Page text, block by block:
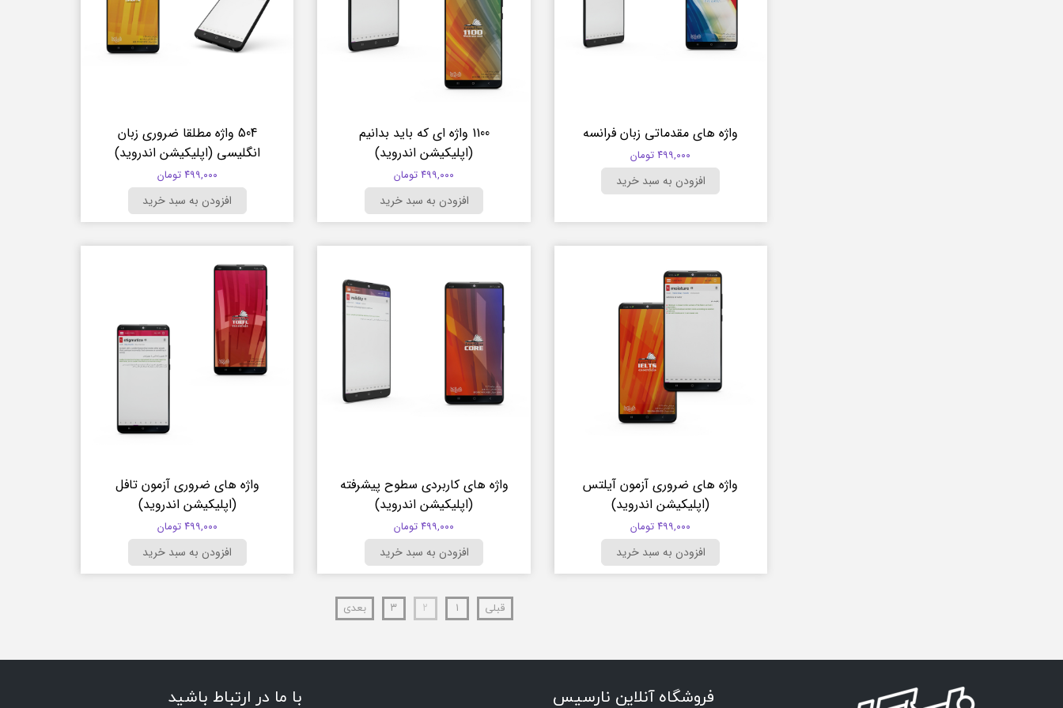
واژه های مقدماتی زبان فرانسه
۴۹۹,۰۰۰ تومان
افزودن به سبد خرید
1100 واژه ای که باید بدانیم
(اپلیکیشن اندروید)
۴۹۹,۰۰۰ تومان
افزودن به سبد خرید
504 واژه مطلقا ضروری زبان
انگلیسی (اپلیکیشن اندروید)
۴۹۹,۰۰۰ تومان
افزودن به سبد خرید
واژه های ضروری آزمون آیلتس
(اپلیکیشن اندروید)
۴۹۹,۰۰۰ تومان
افزودن به سبد خرید
واژه های کاربردی سطوح پیشرفته
(اپلیکیشن اندروید)
۴۹۹,۰۰۰ تومان
افزودن به سبد خرید
واژه های ضروری آزمون تافل
(اپلیکیشن اندروید)
۴۹۹,۰۰۰ تومان
افزودن به سبد خرید
قبلی ۱ ۲ ۳ بعدی
فروشگاه آنلاین نارسیس با ما در ارتباط باشید